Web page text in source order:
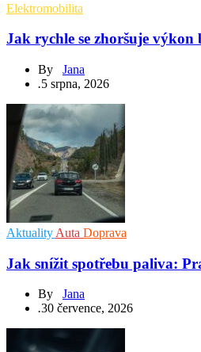
Elektromobilita
Jak rychle se zhoršuje
By Jana
.5 srpna, 2026
Aktuality Auta Doprava
Jak snížit spotřebu paliva:
By Jana
.30 července, 2026